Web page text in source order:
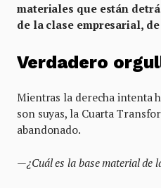
materiales que están
de la clase empresarial,
Verdadero
Mientras la derecha intenta
son suyas, la Cuarta
abandonado.
—¿Cuál es la base material de